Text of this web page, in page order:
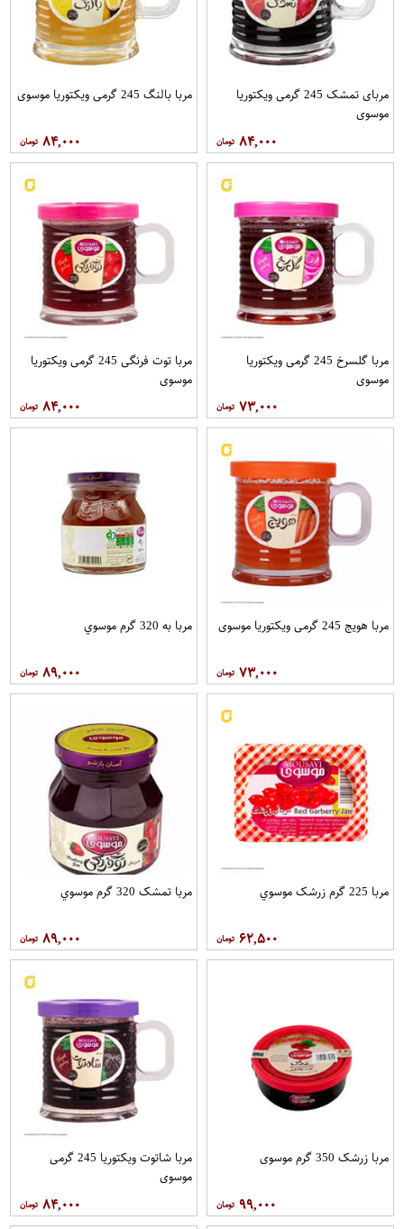
مربای تمشک 245 گرمی ویکتوریا
موسوی
۸۴,۰۰۰
مربا بالنگ 245 گرمی ویکتوریا موسوی
۸۴,۰۰۰
مربا گلسرخ 245 گرمی ویکتوریا
موسوی
۷۳,۰۰۰
مربا توت فرنگی 245 گرمی ویکتوریا
موسوی
۸۴,۰۰۰
مربا هویج 245 گرمی ویکتوریا موسوی
۷۳,۰۰۰
مربا به 320 گرم موسوي
۸۹,۰۰۰
مربا 225 گرم زرشک موسوي
۶۲,۵۰۰
مربا تمشک 320 گرم موسوي
۸۹,۰۰۰
مربا زرشک 350 گرم موسوی
۹۹,۰۰۰
مربا شاتوت ویکتوریا 245 گرمی
موسوي
۸۴,۰۰۰